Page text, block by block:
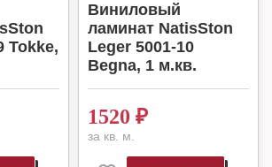
Tokke,
Виниловый
ламинат NatisSton
Leger 5001-10
Begna, 1 м.кв.
1520 ₽
за кв. м.